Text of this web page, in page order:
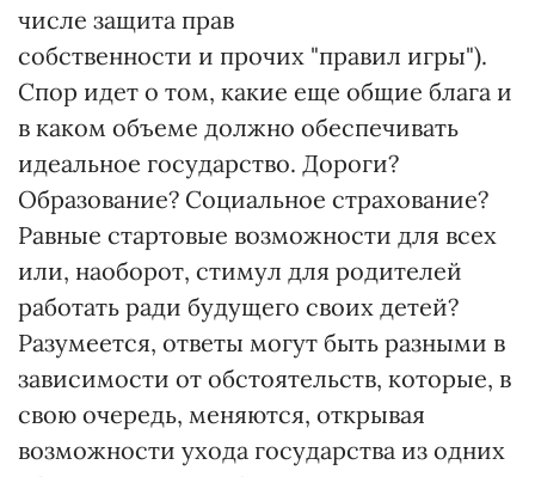
числе защита прав
собственности и прочих "правил игры").
Спор идет о том, какие еще общие блага и
в каком объеме должно обеспечивать
идеальное государство. Дороги?
Образование? Социальное страхование?
Равные стартовые возможности для всех
или, наоборот, стимул для родителей
работать ради будущего своих детей?
Разумеется, ответы могут быть разными в
зависимости от обстоятельств, которые, в
свою очередь, меняются, открывая
возможности ухода государства из одних